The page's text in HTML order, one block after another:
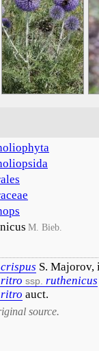
M. Bieb.
crispus S. Majorov,
ritro ssp. ruthenicus
ritro auct.
source.